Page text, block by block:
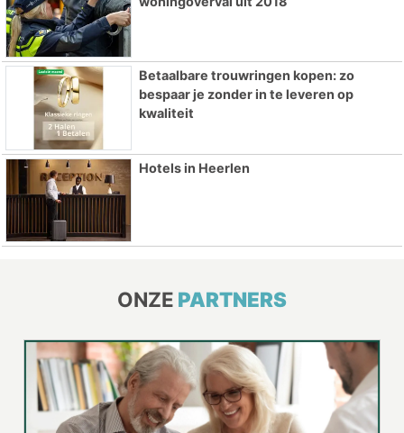
Betaalbare trouwringen kopen: zo
bespaar je zonder in te leveren op
kwaliteit
Hotels in Heerlen
ONZE PARTNERS